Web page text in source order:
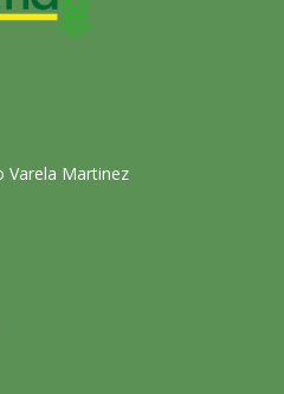
Varela Martinez